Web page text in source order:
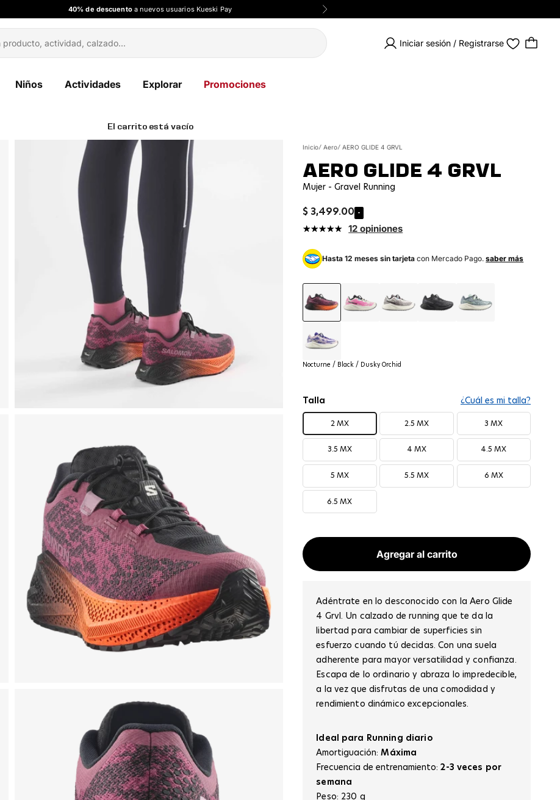
40% de descuentoa nuevos usuarios Kueski Pay Siguiente
Iniciar sesión / Registrarse
Niños Actividades Explorar Promociones
El carrito está vacío
Inicio Aero AERO GLIDE 4 GRVL
AERO GLIDE 4 GRVL
Mujer - Gravel Running
Precio de oferta
$ 3,499.00 -
12 opiniones
Hasta 12 meses sin tarjeta con Mercado Pago.saber más
Nocturne / Black / Dusky Orchid
Talla ¿Cuál es mi talla?
2 MX 2.5 MX 3 MX
3.5 MX 4 MX 4.5 MX
5 MX 5.5 MX 6 MX
6.5 MX
Agregar al carrito
Adéntrate en lo desconocido con la Aero Glide
4 Grvl. Un calzado de running que te da la
libertad para cambiar de superficies sin
esfuerzo cuando tú decidas. Con una suela
adherente para mayor versatilidad y confianza.
Escapa de lo ordinario y abraza lo impredecible,
a la vez que disfrutas de una comodidad y
rendimiento dinámico excepcionales.
Ideal para
Running diario
Amortiguación: Máxima
Frecuencia de entrenamiento: 2-3 veces por
semana
Peso: 230 g